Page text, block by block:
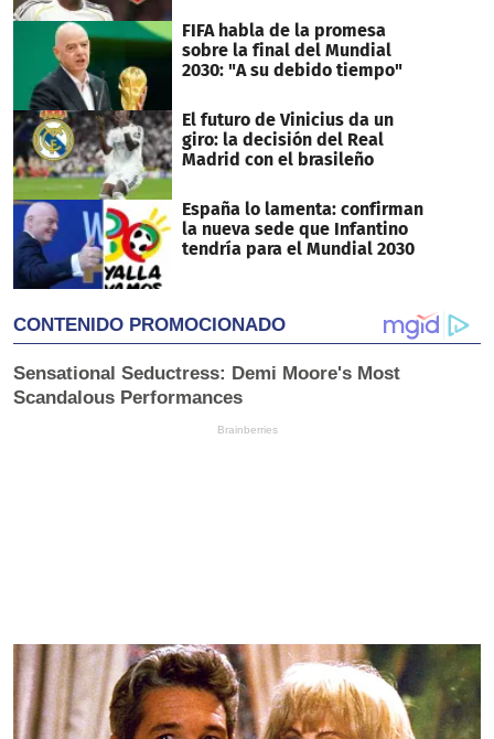
FIFA habla de la promesa
sobre la final del Mundial
2030: "A su debido tiempo"
El futuro de Vinicius da un
giro: la decisión del Real
Madrid con el brasileño
España lo lamenta: confirman
la nueva sede que Infantino
tendría para el Mundial 2030